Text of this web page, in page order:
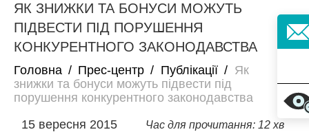
ЯК ЗНИЖКИ ТА БОНУСИ МОЖУТЬ
ПІДВЕСТИ ПІД ПОРУШЕННЯ
КОНКУРЕНТНОГО ЗАКОНОДАВСТВА
Головна / Прес-центр / Публікації / Як
знижки та бонуси можуть підвести під
порушення конкурентного законодавства
15 вересня 2015
Час для прочитання: 12 хв